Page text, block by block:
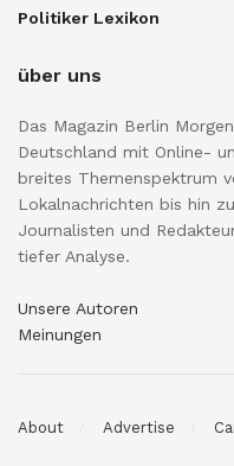
Politiker Lexikon
über uns
Das Magazin Berlin
Deutschland mit Online-
breites Themenspektrum
Lokalnachrichten bis hin
Journalisten und
tiefer Analyse.
Unsere Autoren
Meinungen
About Advertise